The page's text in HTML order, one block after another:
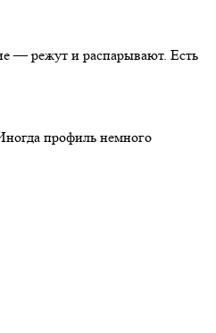
— режут и распарывают. Есть
профиль немного